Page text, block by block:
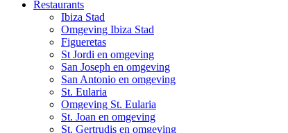
Restaurants
Ibiza Stad
Omgeving Ibiza Stad
Figueretas
St Jordi en omgeving
San Joseph en omgeving
San Antonio en omgeving
St. Eularia
Omgeving St. Eularia
St. Joan en omgeving
St. Gertrudis en omgeving